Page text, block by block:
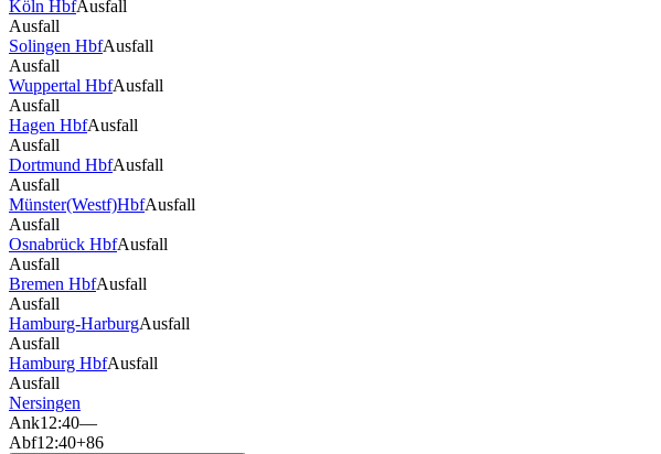
Köln HbfAusfall
Ausfall
Solingen HbfAusfall
Ausfall
Wuppertal HbfAusfall
Ausfall
Hagen HbfAusfall
Ausfall
Dortmund HbfAusfall
Ausfall
Münster(Westf)HbfAusfall
Ausfall
Osnabrück HbfAusfall
Ausfall
Bremen HbfAusfall
Ausfall
Hamburg-HarburgAusfall
Ausfall
Hamburg HbfAusfall
Ausfall
Nersingen
Ank12:40—
Abf12:40+86